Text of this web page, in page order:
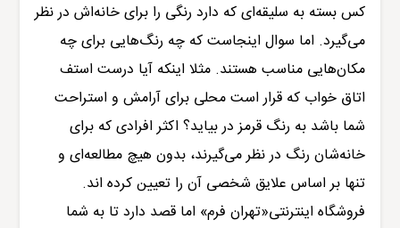
کس بسته به سلیقه‌ای که دارد رنگی را برای خانه‌اش در نظر
می‌گیرد. اما سوال اینجاست که چه رنگ‌هایی برای چه
مکان‌هایی مناسب هستند. مثلا اینکه آیا درست استف
اتاق خواب که قرار است محلی برای آرامش و استراحت
شما باشد به رنگ قرمز در بیاید؟ اکثر افرادی که برای
خانه‌شان رنگ در نظر می‌گیرند، بدون هیچ مطالعه‌ای و
تنها بر اساس علایق شخصی آن را تعیین کرده اند.
فروشگاه اینترنتی«تهران فرم» اما قصد دارد تا به شما